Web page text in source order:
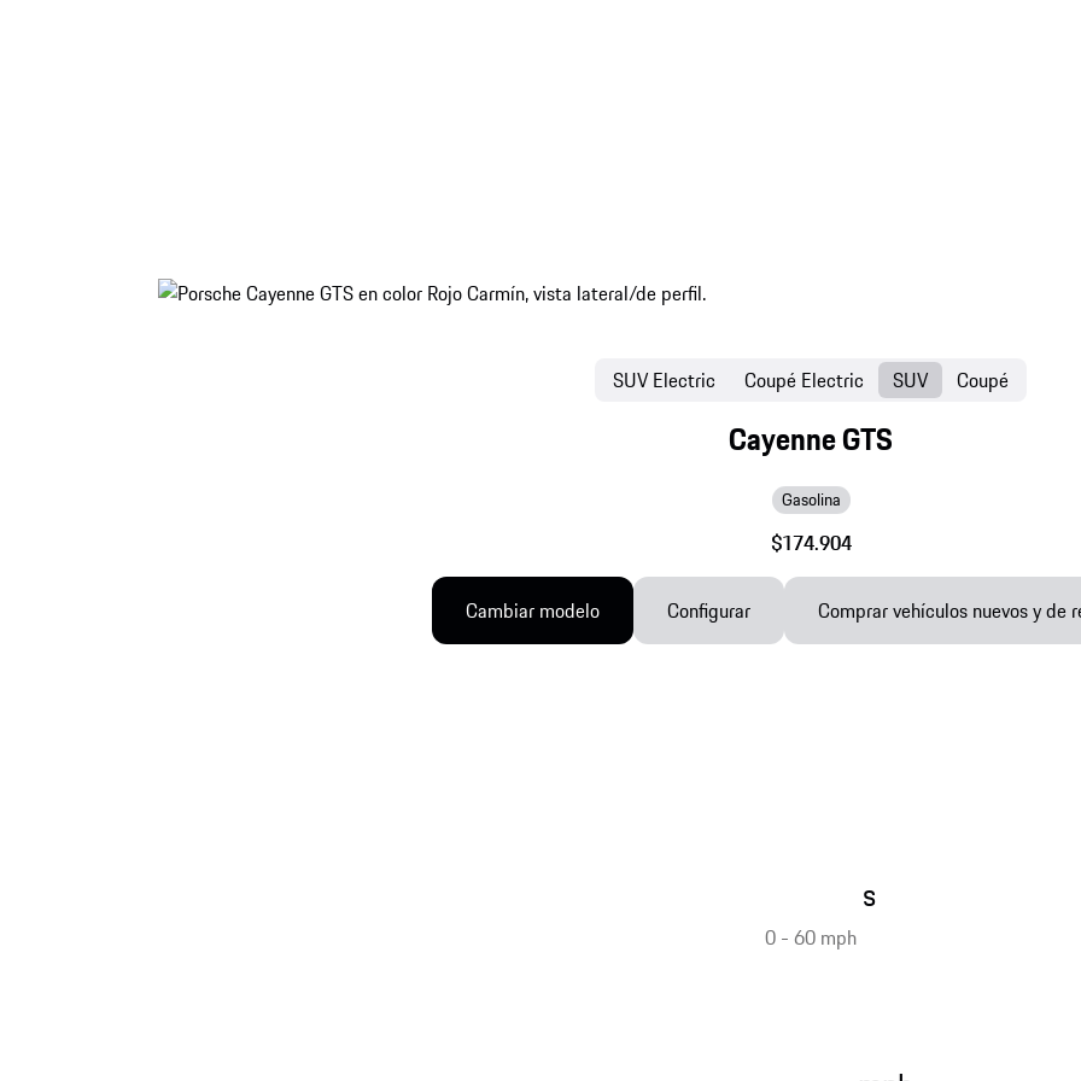
Cayenne GTS
Gasolina
$174.904
SUV Electric Coupé Electric SUV Coupé
Cambiar modelo Configurar Comprar vehículos nuevos y de
0 - 60 mph
s